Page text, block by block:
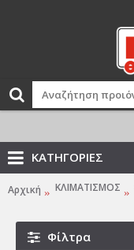
ΚΑΤΗΓΟΡΙΕΣ
Αρχική ΚΛΙΜΑΤΙΣΜΟΣ
Φίλτρα